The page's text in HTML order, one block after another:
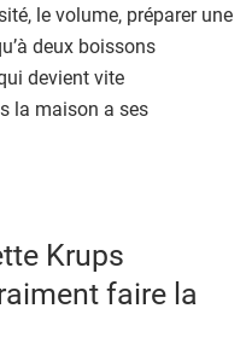
le volume, préparer une
deux boissons
devient vite
la maison a ses
Krups
faire la